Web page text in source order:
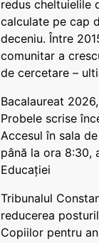
redus cheltuielile
calculate pe cap
deceniu. Între
comunitar a
de cercetare –
Bacalaureat
Probele scrise
Accesul în sala
până la ora 8:30,
Educației
Tribunalul
reducerea
Copiilor pentru